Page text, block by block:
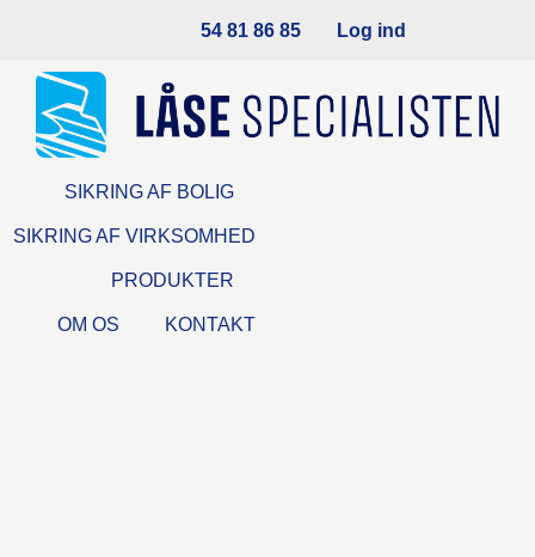
54 81 86 85 Log ind
SIKRING AF BOLIG
SIKRING AF VIRKSOMHED
PRODUKTER
OM OS KONTAKT